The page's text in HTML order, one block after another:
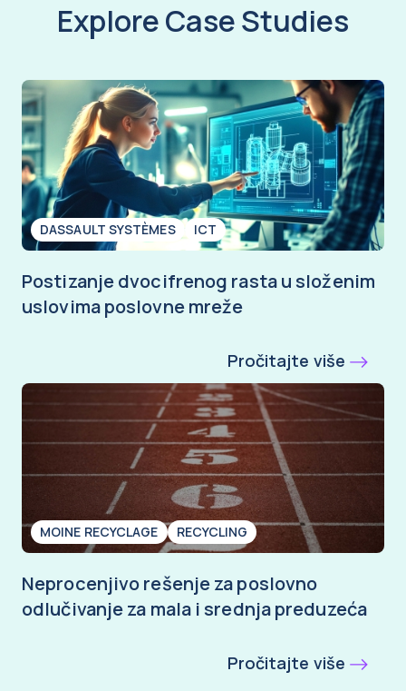
Explore Case Studies
DASSAULT SYSTÈMES ICT
Postizanje dvocifrenog rasta u složenim
uslovima poslovne mreže
Pročitajte više
MOINE RECYCLAGE RECYCLING
Neprocenjivo rešenje za poslovno
odlučivanje za mala i srednja preduzeća
Pročitajte više